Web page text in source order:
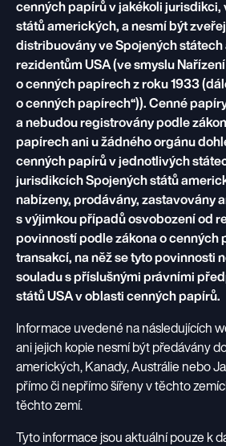
cenných papírů v jakékoli jurisdikci,
států amerických, a nesmí být
distribuovány ve Spojených
rezidentům USA (ve smyslu
o cenných papírech z roku 1933
o cenných papírech“)). Cenné
a nebudou registrovány podle
papírech ani u žádného orgánu
cenných papírů v jednotlivých
jurisdikcích Spojených států
nabízeny, prodávány, zastavovány
s výjimkou případů osvobození od
povinností podle zákona o cenných
transakcí, na něž se tyto povinnosti
souladu s příslušnými právními
států USA v oblasti cenných papírů.
Informace uvedené na následujících
ani jejich kopie nesmí být předávány
amerických, Kanady, Austrálie nebo
přímo či nepřímo šířeny v těchto
těchto zemí.
Tyto informace jsou aktuální pouze k